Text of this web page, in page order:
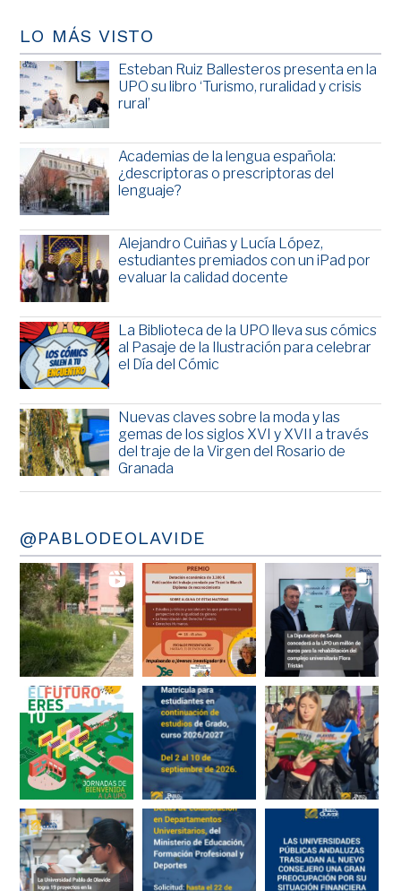
LO MÁS VISTO
Esteban Ruiz Ballesteros presenta en la
UPO su libro ‘Turismo, ruralidad y crisis
rural’
Academias de la lengua española:
¿descriptoras o prescriptoras del
lenguaje?
Alejandro Cuiñas y Lucía López,
estudiantes premiados con un iPad por
evaluar la calidad docente
La Biblioteca de la UPO lleva sus cómics
al Pasaje de la Ilustración para celebrar
el Día del Cómic
Nuevas claves sobre la moda y las
gemas de los siglos XVI y XVII a través
del traje de la Virgen del Rosario de
Granada
@PABLODEOLAVIDE